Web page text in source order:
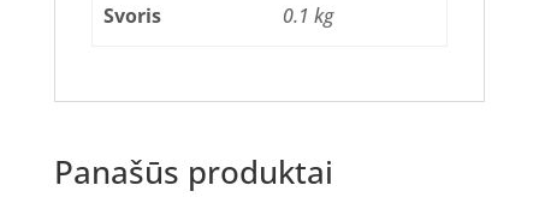
Svoris 0.1 kg
Panašūs produktai